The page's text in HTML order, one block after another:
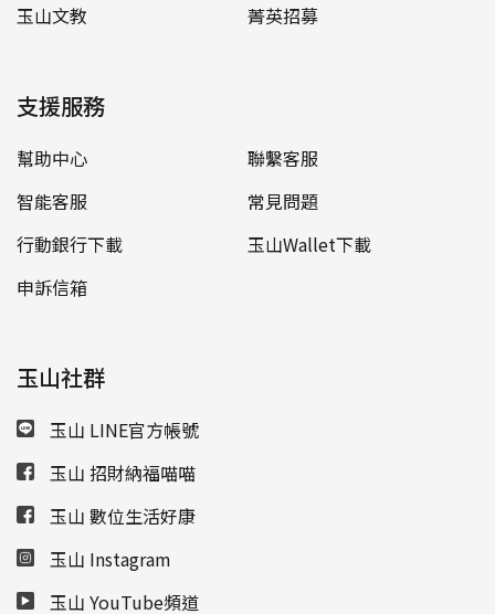
關後收型基金遞延申購手續費之規定詳交易注意事
基金經理公司/有關發行機構規定，按每次信託幣
轉換手續費：
續費每筆新臺幣伍佰元整/OBU戶為美元壹拾伍元
整，另加基金經理公司/有關發行機構應收手續
費。
境內基金轉換時，本行將依轉換筆數計收轉換手
贖回費/買回費：少數基金公司於贖回時額外收取的
費用，該費用自贖回總額中扣收(相關費率詳見基金
公司投資人須知或公開說明書規定)。
短線交易費：轉換或贖回交易若已屬境內基金/境外
基金短線交易，則基金公司將額外收取短線交易費
委託人確實從事短線交易，則基金公司有權限制委託
人帳戶再進行任何申購或轉換。各基金公司對於短線
交易之規定，請參考
信託管理費：每年每筆信託管理費為信託本金之
玉山文教
菁英招募
支援服務
幫助中心
聯繫客服
智能客服
常見問題
行動銀行下載
玉山Wallet下載
申訴信箱
玉山社群
玉山 LINE官方帳號
玉山 招財納福喵喵
玉山 數位生活好康
玉山 Instagram
玉山 YouTube頻道